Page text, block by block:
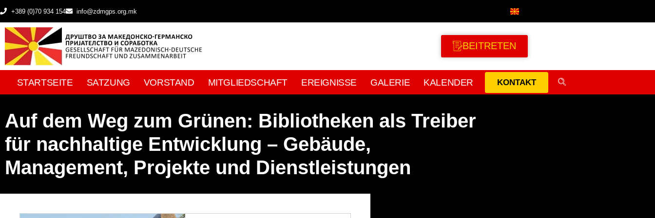
+389 (0)70 934 154 info@zdmgps.org.mk
BEITRETEN
STARTSEITE SATZUNG VORSTAND MITGLIEDSCHAFT EREIGNISSE GALERIE KALENDER KONTAKT
Auf dem Weg zum Grünen: Bibliotheken als Treiber
für nachhaltige Entwicklung – Gebäude,
Management, Projekte und Dienstleistungen